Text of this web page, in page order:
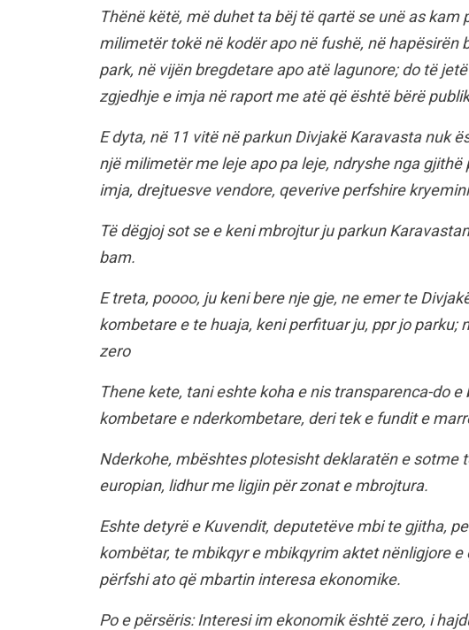
Thënë këtë, më duhet ta bëj të qartë se unë as kam
milimetër tokë në kodër apo në fushë, në hapësirën
park, në vijën bregdetare apo atë lagunore; do të
zgjedhje e imja në raport me atë që është bërë
E dyta, në 11 vitë në parkun Divjakë Karavasta nuk
një milimetër me leje apo pa leje, ndryshe nga
imja, drejtuesve vendore, qeverive perfshire
Të dëgjoj sot se e keni mbrojtur ju parkun
bam.
E treta, poooo, ju keni bere nje gje, ne emer te
kombetare e te huaja, keni perfituar ju, ppr jo parku;
zero
Thene kete, tani eshte koha e nis transparenca-do e
kombetare e nderkombetare, deri tek e fundit e
Nderkohe, mbështes plotesisht deklaratën e sotme
europian, lidhur me ligjin për zonat e mbrojtura.
Eshte detyrë e Kuvendit, deputetëve mbi te gjitha,
kombëtar, te mbikqyr e mbikqyrim aktet nënligjore
përfshi ato që mbartin interesa ekonomike.
Po e përsëris: Interesi im ekonomik është zero, i